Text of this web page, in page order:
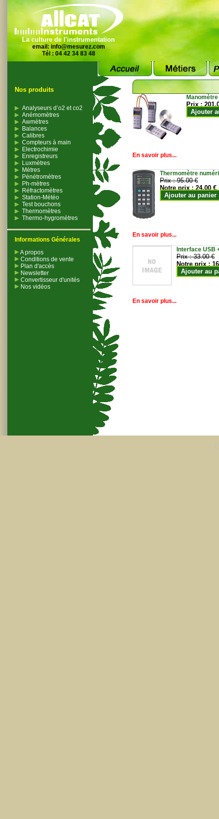
La culture de l'instrumentation
email: info@mesurez.com
Tél : 04 42 34 83 48
Nos produits
Analyseurs d’o2 et co2
Anémomètres
Awmètres
Balances
Calibres
Compteurs à main
Electrochimie
Enregistreurs
Luxmètres
Mètres
Pénétromètres
Ph-mètres
Réfractomètres
Station-Météo
Test bouchons
Thermomètres
Thermo-hygromètres
Informations Générales
A propos
Conditions de vente
Plan d'accès
Newsletter
Convertisseur d'unités
Nos vidéos
Prix :
Ajouter
En savoir plus...
Thermomètre
Prix :95.00 €
Notre prix :24.00 €
Ajouter au panier
En savoir plus...
Interface USB
Prix :33.00 €
Notre prix :
Ajouter au
En savoir plus...